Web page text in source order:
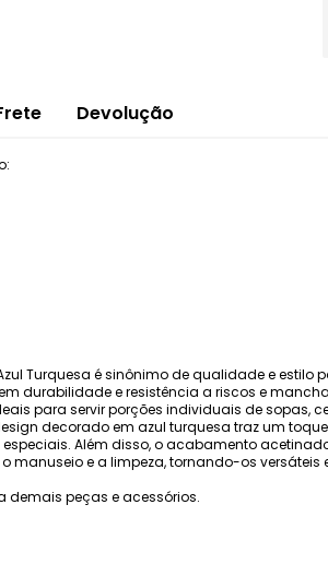
Devolução
Turquesa é sinônimo de qualidade e
durabilidade e resistência a riscos e
para servir porções individuais de sopas,
decorado em azul turquesa traz um
Além disso, o acabamento
e a limpeza, tornando-os versáteis
demais peças e acessórios.